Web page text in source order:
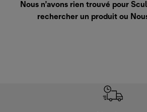
Nous n’avons rien trouvé pour
rechercher un produit ou